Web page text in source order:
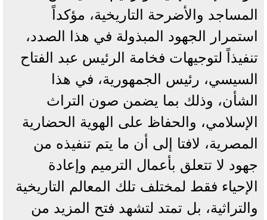
المساجد والأضرحة التاريخية، مؤكداً
استمرار الجهود المبذولة في هذا الصدد،
تنفيذاً لتوجيهات فخامة الرئيس عبد الفتاح
السيسي، رئيس الجمهورية، في هذا
الشأن، وذلك بما يضمن صون التراث
الإسلامي، والحفاظ على الهوية الحضارية
المصرية، لافتا إلى أن ما يتم تنفيذه من
جهود لا تتعلق بأعمال الترميم وإعادة
الإحياء فقط لمختلف تلك المعالم التاريخية
والتراثية، بل تمتد لتشهد فتح المزيد من